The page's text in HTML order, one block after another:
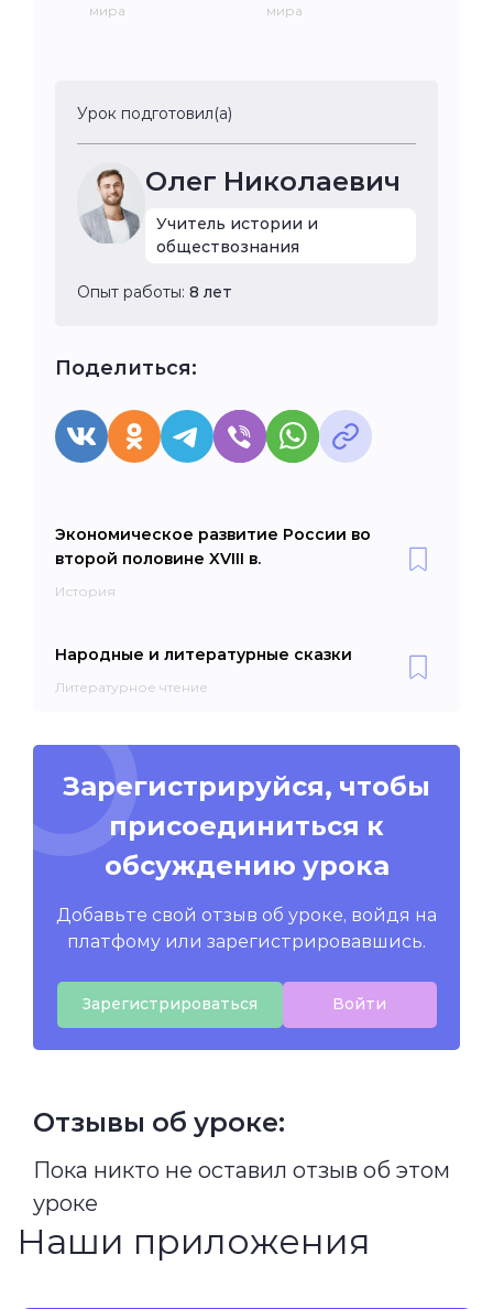
мира мира
Урок подготовил(а)
Олег Николаевич
Учитель истории и
обществознания
Опыт работы: 8 лет
Поделиться:
Экономическое развитие России во
второй половине XVIII в.
История
Народные и литературные сказки
Литературное чтение
Зарегистрируйся, чтобы
присоединиться к
обсуждению урока
Добавьте свой отзыв об уроке, войдя на
платфому или зарегистрировавшись.
Зарегистрироваться Войти
Отзывы об уроке:
Пока никто не оставил отзыв об этом
уроке
Наши приложения